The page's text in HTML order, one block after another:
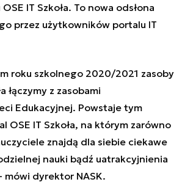
OSE IT Szkoła. To nowa odsłona
przez użytkowników portalu IT
roku szkolnego 2020/2021 zasoby
łączymy z zasobami
Edukacyjnej. Powstaje tym
OSE IT Szkoła, na którym zarówno
znajdą dla siebie ciekawe
nauki bądź uatrakcyjnienia
mówi dyrektor NASK.